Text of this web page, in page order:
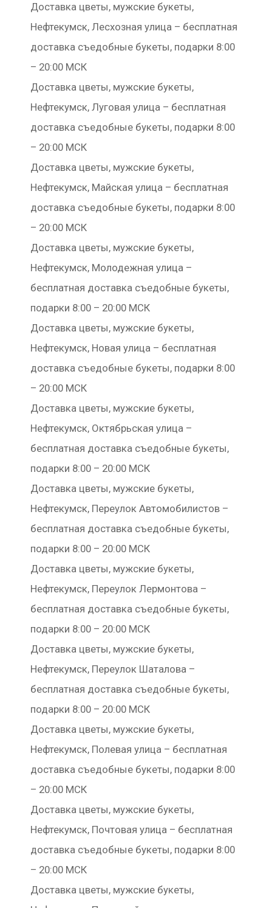
Доставка цветы, мужские букеты,
Нефтекумск, Лесхозная улица – бесплатная
доставка съедобные букеты, подарки 8:00
– 20:00 МСК
Доставка цветы, мужские букеты,
Нефтекумск, Луговая улица – бесплатная
доставка съедобные букеты, подарки 8:00
– 20:00 МСК
Доставка цветы, мужские букеты,
Нефтекумск, Майская улица – бесплатная
доставка съедобные букеты, подарки 8:00
– 20:00 МСК
Доставка цветы, мужские букеты,
Нефтекумск, Молодежная улица –
бесплатная доставка съедобные букеты,
подарки 8:00 – 20:00 МСК
Доставка цветы, мужские букеты,
Нефтекумск, Новая улица – бесплатная
доставка съедобные букеты, подарки 8:00
– 20:00 МСК
Доставка цветы, мужские букеты,
Нефтекумск, Октябрьская улица –
бесплатная доставка съедобные букеты,
подарки 8:00 – 20:00 МСК
Доставка цветы, мужские букеты,
Нефтекумск, Переулок Автомобилистов –
бесплатная доставка съедобные букеты,
подарки 8:00 – 20:00 МСК
Доставка цветы, мужские букеты,
Нефтекумск, Переулок Лермонтова –
бесплатная доставка съедобные букеты,
подарки 8:00 – 20:00 МСК
Доставка цветы, мужские букеты,
Нефтекумск, Переулок Шаталова –
бесплатная доставка съедобные букеты,
подарки 8:00 – 20:00 МСК
Доставка цветы, мужские букеты,
Нефтекумск, Полевая улица – бесплатная
доставка съедобные букеты, подарки 8:00
– 20:00 МСК
Доставка цветы, мужские букеты,
Нефтекумск, Почтовая улица – бесплатная
доставка съедобные букеты, подарки 8:00
– 20:00 МСК
Доставка цветы, мужские букеты,